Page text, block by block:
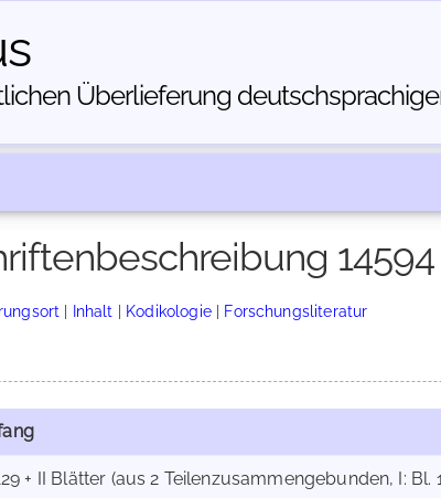
Über­lieferung
14594
| Inhalt | Kodikologie| Forschungsliteratur
+ II Blätter (aus 2 Teilenzusammengebunden, I: Bl.